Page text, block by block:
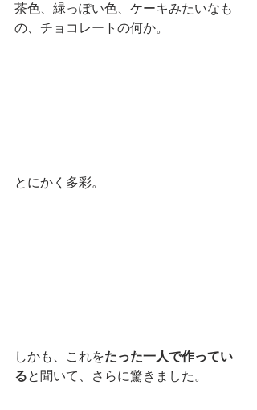
茶色、緑っぽい色、ケーキみたいなも
の、チョコレートの何か。
とにかく多彩。
しかも、これをたった一人で作ってい
ると聞いて、さらに驚きました。